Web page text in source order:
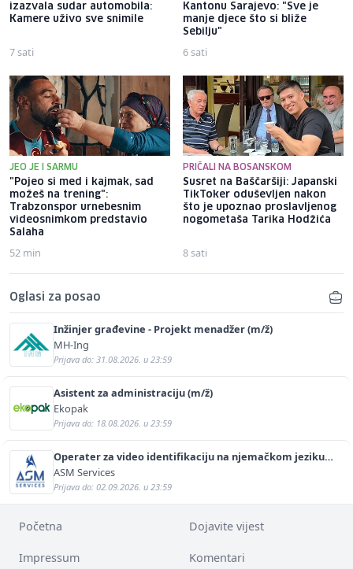
izazvala sudar automobila:
Kamere uživo sve snimile
7 sati
Kantonu Sarajevo: "Sve je
manje djece što si bliže
Sebilju"
6 sati
JEO JE I SARMU
"Pojeo si med i kajmak, sad
možeš na trening":
Trabzonspor urnebesnim
videosnimkom predstavio
Salaha
52 min
PRIČALI NA BOSANSKOM
Susret na Baščaršiji: Japanski
TikToker oduševljen nakon
što je upoznao proslavljenog
nogometaša Tarika Hodžića
8 sati
Oglasi za posao
Inžinjer građevine - Projekt menadžer (m/ž)
MH-Ing
Prijava do: 31.08.2026. u 23:59
Asistent za administraciju (m/ž)
Ekopak
Prijava do: 18.08.2026. u 23:59
Operater za video identifikaciju na njemačkom jeziku
(m/ž)
ASM Services
Prijava do: 02.09.2026. u 23:59
Početna Dojavite vijest
Impressum Komentari